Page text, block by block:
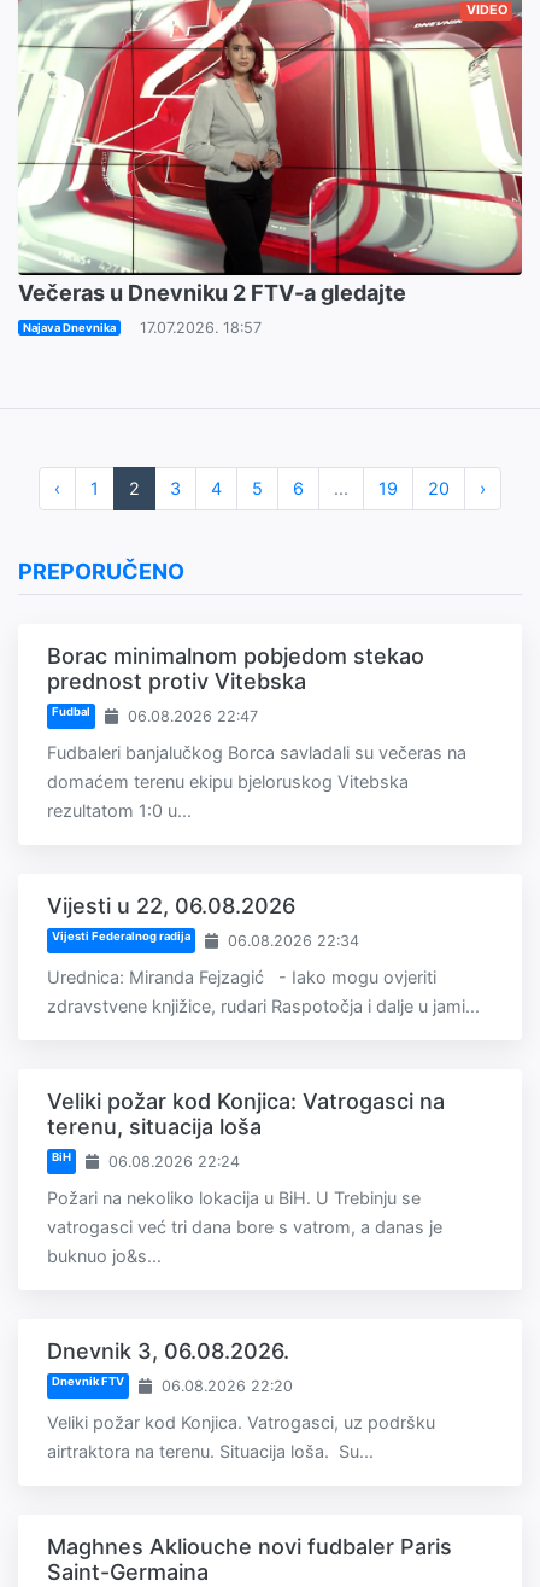
VIDEO
Večeras u Dnevniku 2 FTV-a gledajte
Najava Dnevnika 17.07.2026. 18:57
‹ 1 2 3 4 5 6 ... 19 20 ›
PREPORUČENO
Borac minimalnom pobjedom stekao
prednost protiv Vitebska
Fudbal 06.08.2026 22:47
Fudbaleri banjalučkog Borca savladali su večeras na
domaćem terenu ekipu bjeloruskog Vitebska
rezultatom 1:0 u...
Vijesti u 22, 06.08.2026
Vijesti Federalnog radija 06.08.2026 22:34
Urednica: Miranda Fejzagić - Iako mogu ovjeriti
zdravstvene knjižice, rudari Raspotočja i dalje u jami...
Veliki požar kod Konjica: Vatrogasci na
terenu, situacija loša
BiH 06.08.2026 22:24
Požari na nekoliko lokacija u BiH. U Trebinju se
vatrogasci već tri dana bore s vatrom, a danas je
buknuo jo&s...
Dnevnik 3, 06.08.2026.
Dnevnik FTV 06.08.2026 22:20
Veliki požar kod Konjica. Vatrogasci, uz podršku
airtraktora na terenu. Situacija loša. Su...
Maghnes Akliouche novi fudbaler Paris
Saint-Germaina